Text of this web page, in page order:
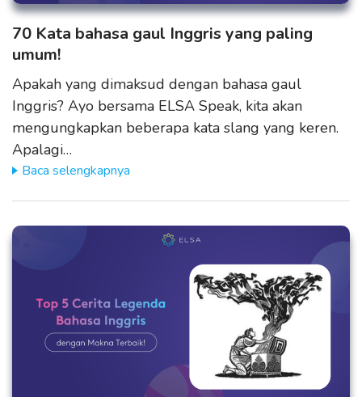
70 Kata bahasa gaul Inggris yang paling
umum!
Apakah yang dimaksud dengan bahasa gaul
Inggris? Ayo bersama ELSA Speak, kita akan
mengungkapkan beberapa kata slang yang keren.
Apalagi…
Baca selengkapnya